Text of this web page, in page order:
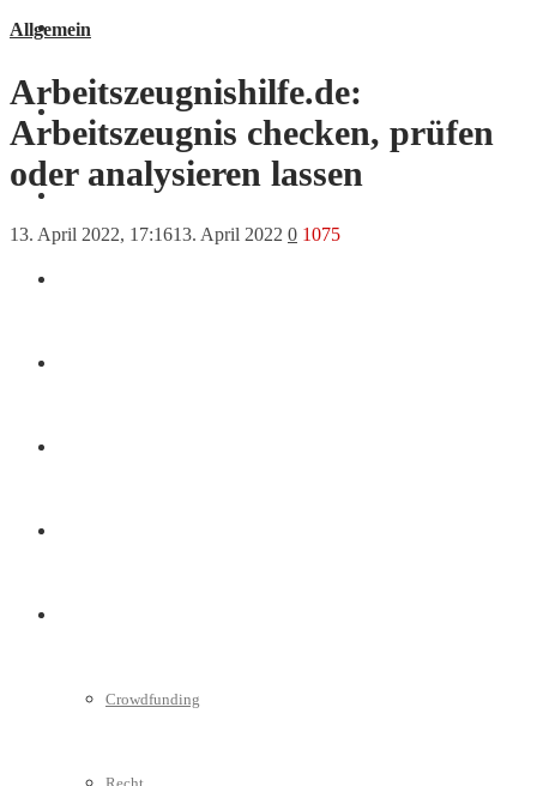
Allgemein
Crowdfunding
Allgemein
Arbeitszeugnishilfe.de:
Arbeitszeugnis checken, prüfen
oder analysieren lassen
13. April 2022, 17:1613. April 2022 0 1075